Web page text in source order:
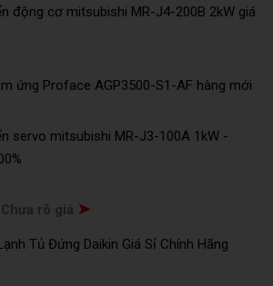
động cơ mitsubishi MR-J4-200B 2kW giá
ứng Proface AGP3500-S1-AF hàng mới
servo mitsubishi MR-J3-100A 1kW -
Chưa rõ giá ➤
Tủ Đứng Daikin Giá Sỉ Chính Hãng